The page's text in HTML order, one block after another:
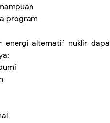
program
energi alternatif nuklir